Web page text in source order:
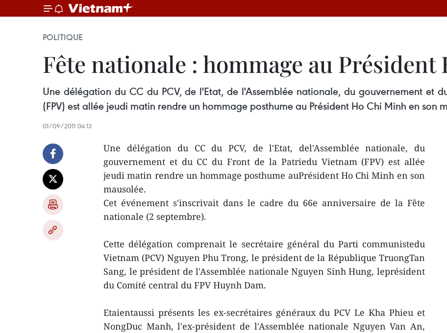
POLITIQUE
Fête nationale : hommage au
Une délégation du CC du PCV, de l'Etat, de l'Assemblée nationale, du gouvernement et
(FPV) est allée jeudi matin rendre un hommage posthume au Président Ho Chi Minh en son
01/09/2011 04:13
Une délégation du CC du PCV, de l'Etat, del'Assemblée nationale, du
gouvernement et du CC du Front de la Patriedu Vietnam (FPV) est allée
jeudi matin rendre un hommage posthume auPrésident Ho Chi Minh en son
mausolée.
Cet événement s'inscrivait dans le cadre du 66e anniversaire de la Fête
nationale (2 septembre).
Cette délégation comprenait le secrétaire général du Parti communistedu
Vietnam (PCV) Nguyen Phu Trong, le président de la République TruongTan
Sang, le président de l'Assemblée nationale Nguyen Sinh Hung, leprésident
du Comité central du FPV Huynh Dam.
Etaientaussi présents les ex-secrétaires généraux du PCV Le Kha Phieu et
NongDuc Manh, l'ex-président de l'Assemblée nationale Nguyen Van An,